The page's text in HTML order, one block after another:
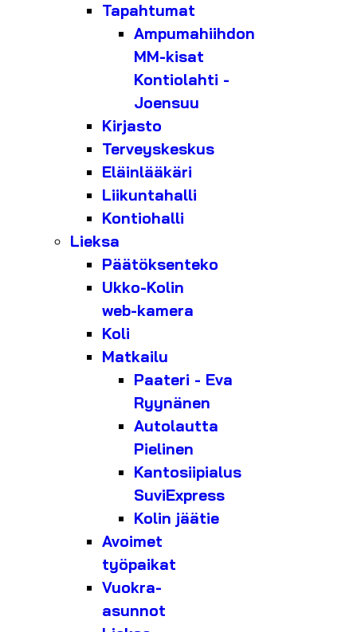
Tapahtumat
Ampumahiihdon
MM-kisat
Kontiolahti -
Joensuu
Kirjasto
Terveyskeskus
Eläinlääkäri
Liikuntahalli
Kontiohalli
Lieksa
Päätöksenteko
Ukko-Kolin
web-kamera
Koli
Matkailu
Paateri - Eva
Ryynänen
Autolautta
Pielinen
Kantosiipialus
SuviExpress
Kolin jäätie
Avoimet
työpaikat
Vuokra-
asunnot